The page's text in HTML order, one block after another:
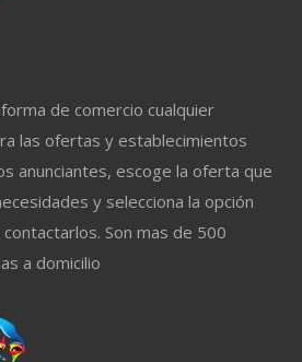
de comercio cualquier
las ofertas y establecimientos
anunciantes, escoge la oferta que
y selecciona la opción
Son mas de 500
a domicilio